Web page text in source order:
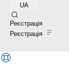
UA
Реєстрація
Реєстрація